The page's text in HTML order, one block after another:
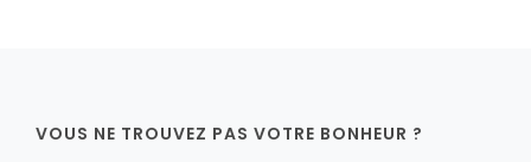
VOUS NE TROUVEZ PAS VOTRE BONHEUR ?